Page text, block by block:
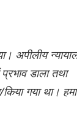
अपीलीय
डाला तथा
गया था।